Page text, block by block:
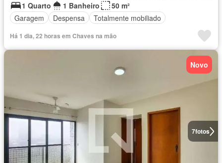
1 Quarto
1 Banheiro
50 m²
Garagem
Despensa Totalmente mobiliado
Há 1 dia, 22 horas em Chaves na mão
7fotos
Novo